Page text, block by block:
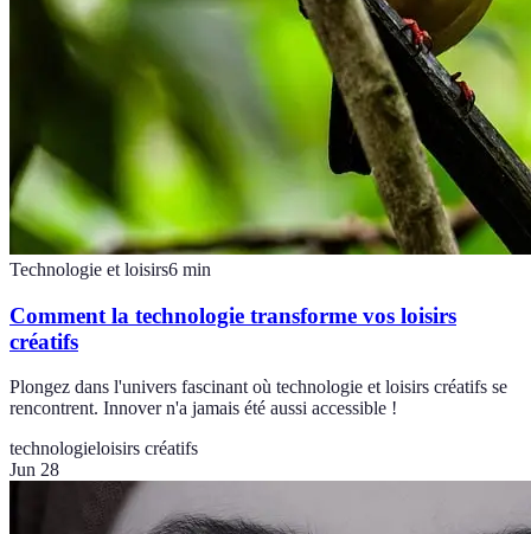
Technologie et loisirs6 min
Comment la technologie transforme vos loisirs
créatifs
Plongez dans l'univers fascinant où technologie et loisirs créatifs se
rencontrent. Innover n'a jamais été aussi accessible !
technologieloisirs créatifs
Jun 28